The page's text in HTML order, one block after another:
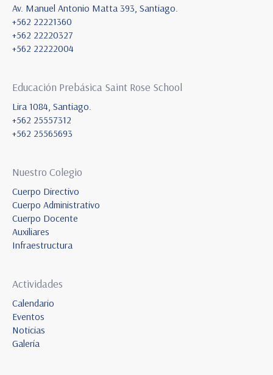
Av. Manuel Antonio Matta 393, Santiago.
+562 22221360
+562 22220327
+562 22222004
Educación Prebásica Saint Rose School
Lira 1084, Santiago.
+562 25557312
+562 25565693
Nuestro Colegio
Cuerpo Directivo
Cuerpo Administrativo
Cuerpo Docente
Auxiliares
Infraestructura
Actividades
Calendario
Eventos
Noticias
Galería